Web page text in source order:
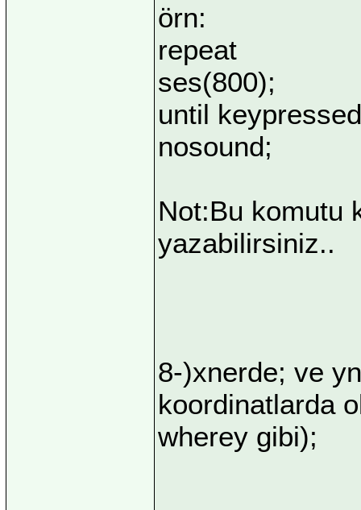
örn:
repeat
ses(800);
until
nosound;
Not:Bu komutu
yazabilirsiniz..
8-)xnerde; ve
koordinatlarda
wherey gibi);